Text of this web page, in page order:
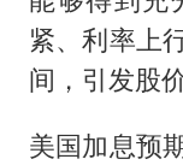
紧、利率上
间，引发股
美国加息预